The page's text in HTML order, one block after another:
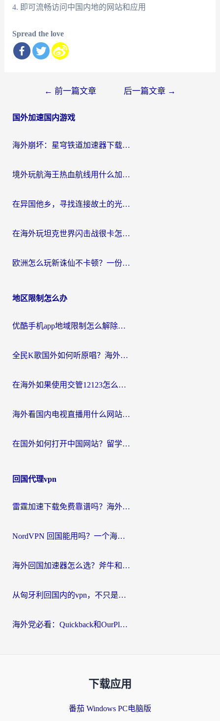
4. 即可流畅访问中国内地的网站和应用
Spread the love
导
← 前一篇文章 后一篇文章 →
国外加速国内游戏
海外崩坏：星穹铁道加速器下载安装：一份给游子的终极网络指南
境外玩航海王热血航线用什么加速器？2026海外玩家实测最优方案（附欧洲问道堡垒前线加速技巧）
在异国他乡，寻找连接故土的光明大陆免费加速器
在海外玩坦克世界闪击战很卡怎么办？老玩家亲测有效的加速器选择指南
欧洲怎么玩新诛仙不卡顿？一份给海外游子的国服游戏畅玩指南
地区限制怎么办
优酷手机app地域限制怎么解除？海外党亲测有效的追剧方案
全民K歌国外如何听原唱？海外党亲测有效的回国加速器选择指南
在海外如果使用交管12123怎么处理？留学生亲测有效的回国加速方案
海外看国内电视直播用什么网站比较好？一篇解决你所有追剧难题的实用指南
在国外如何打开中国网站？留学生与海外华人的无缝访问指南
回国代理vpn
雷霆加速下载免费靠谱吗？海外党选回国加速器的避坑指南（附热门工具对比）
NordVPN 回国能用吗？一个海外用户必须面对的真实困境
海外回国加速器怎么选？斧牛和海龟哪个好？一篇帮你避开坑的实用指南
从匈牙利回国内的vpn，不只是为了刷剧那么简单
海外党必看：Quickback和OurPlay好用吗？3分钟选对回国加速器，无缝刷剧玩游戏
下载应用
番茄 Windows PC电脑版